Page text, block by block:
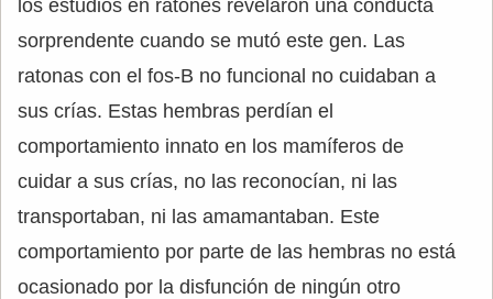
los estudios en ratones revelaron una conducta
sorprendente cuando se mutó este gen. Las
ratonas con el fos-B no funcional no cuidaban a
sus crías. Estas hembras perdían el
comportamiento innato en los mamíferos de
cuidar a sus crías, no las reconocían, ni las
transportaban, ni las amamantaban. Este
comportamiento por parte de las hembras no está
ocasionado por la disfunción de ningún otro